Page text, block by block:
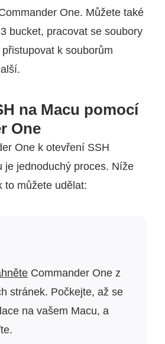
One. Můžete také
bucket, pracovat se soubory
k souborům
na Macu pomocí
One
One k otevření SSH
je jednoduchý proces. Níže
to můžete udělat:
Commander One z
stránek. Počkejte, až se
na vašem Macu, a